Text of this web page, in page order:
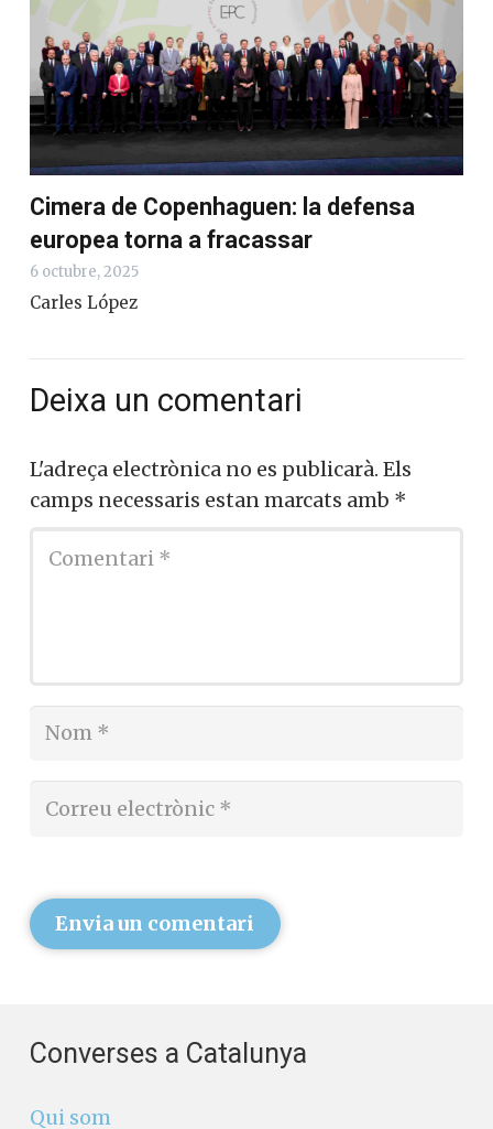
Cimera de Copenhaguen: la defensa
europea torna a fracassar
6 octubre, 2025
Carles López
Deixa un comentari
L'adreça electrònica no es publicarà. Els
camps necessaris estan marcats amb *
Envia un comentari
Converses a Catalunya
Qui som